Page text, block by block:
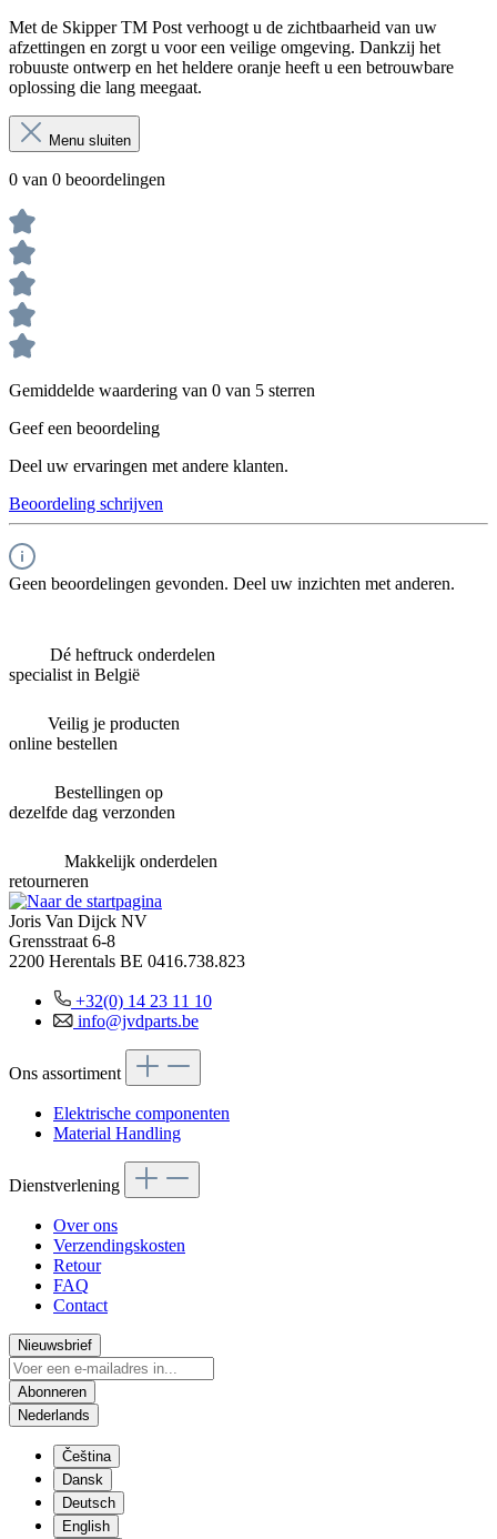
Met de Skipper TM Post verhoogt u de zichtbaarheid van uw
afzettingen en zorgt u voor een veilige omgeving. Dankzij het
robuuste ontwerp en het heldere oranje heeft u een betrouwbare
oplossing die lang meegaat.
Menu sluiten
0 van 0 beoordelingen
Gemiddelde waardering van 0 van 5 sterren
Geef een beoordeling
Deel uw ervaringen met andere klanten.
Beoordeling schrijven
Geen beoordelingen gevonden. Deel uw inzichten met anderen.
Dé heftruck onderdelen
specialist in België
Veilig je producten
online bestellen
Bestellingen op
dezelfde dag verzonden
Makkelijk onderdelen
retourneren
Joris Van Dijck NV
Grensstraat 6-8
2200 Herentals BE 0416.738.823
+32(0) 14 23 11 10
info@jvdparts.be
Ons assortiment
Elektrische componenten
Material Handling
Dienstverlening
Over ons
Verzendingskosten
Retour
FAQ
Contact
Nieuwsbrief
Abonneren
Nederlands
Čeština
Dansk
Deutsch
English